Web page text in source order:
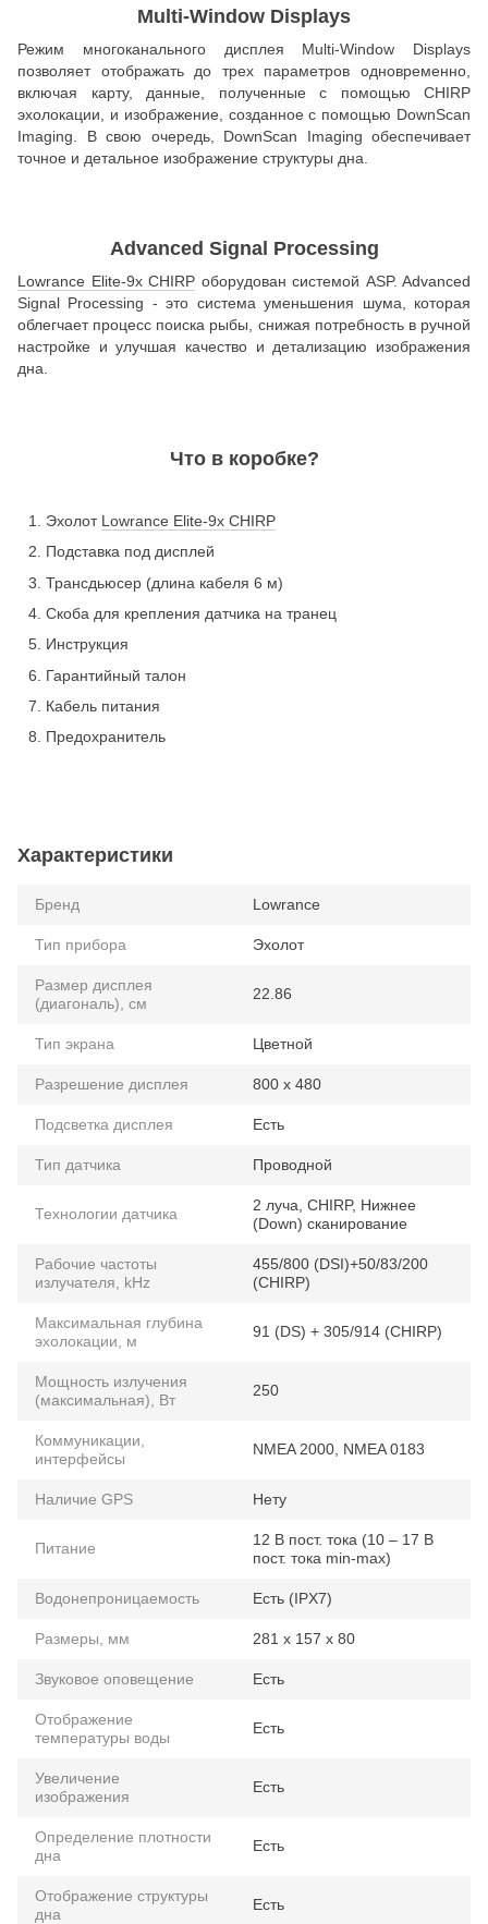
Multi-Window Displays
Режим многоканального дисплея Multi-Window Displays
позволяет отображать до трех параметров одновременно,
включая карту, данные, полученные с помощью CHIRP
эхолокации, и изображение, созданное с помощью DownScan
Imaging. В свою очередь, DownScan Imaging обеспечивает
точное и детальное изображение структуры дна.
Advanced Signal Processing
Lowrance Elite-9x CHIRP оборудован системой ASP. Advanced
Signal Processing - это система уменьшения шума, которая
облегчает процесс поиска рыбы, снижая потребность в ручной
настройке и улучшая качество и детализацию изображения
дна.
Что в коробке?
Эхолот Lowrance Elite-9x CHIRP
Подставка под дисплей
Трансдьюсер (длина кабеля 6 м)
Скоба для крепления датчика на транец
Инструкция
Гарантийный талон
Кабель питания
Предохранитель
Характеристики
Бренд Lowrance
Тип прибора Эхолот
Размер дисплея
(диагональ), см
22.86
Тип экрана Цветной
Разрешение дисплея 800 x 480
Подсветка дисплея Есть
Тип датчика Проводной
Технологии датчика
2 луча, CHIRP, Нижнее
(Down) сканирование
Рабочие частоты
излучателя, kHz
455/800 (DSI)+50/83/200
(CHIRP)
Максимальная глубина
эхолокации, м
91 (DS) + 305/914 (CHIRP)
Мощность излучения
(максимальная), Вт
250
Коммуникации,
интерфейсы
NMEA 2000, NMEA 0183
Наличие GPS Нету
Питание
12 В пост. тока (10 – 17 В
пост. тока min-max)
Водонепроницаемость Есть (IPX7)
Размеры, мм 281 x 157 x 80
Звуковое оповещение Есть
Отображение
температуры воды
Есть
Увеличение
изображения
Есть
Определение плотности
дна
Есть
Отображение структуры
дна
Есть